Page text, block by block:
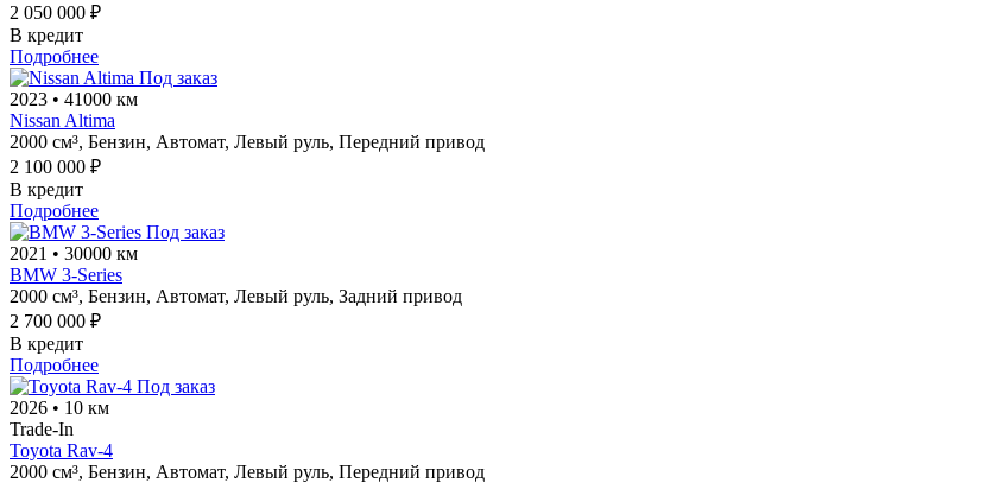
2 050 000 ₽
В кредит
Подробнее
Под заказ
2023 • 41000 км
Nissan Altima
2000 см³, Бензин, Автомат, Левый руль, Передний привод
2 100 000 ₽
В кредит
Подробнее
Под заказ
2021 • 30000 км
BMW 3-Series
2000 см³, Бензин, Автомат, Левый руль, Задний привод
2 700 000 ₽
В кредит
Подробнее
Под заказ
2026 • 10 км
Trade-In
Toyota Rav-4
2000 см³, Бензин, Автомат, Левый руль, Передний привод